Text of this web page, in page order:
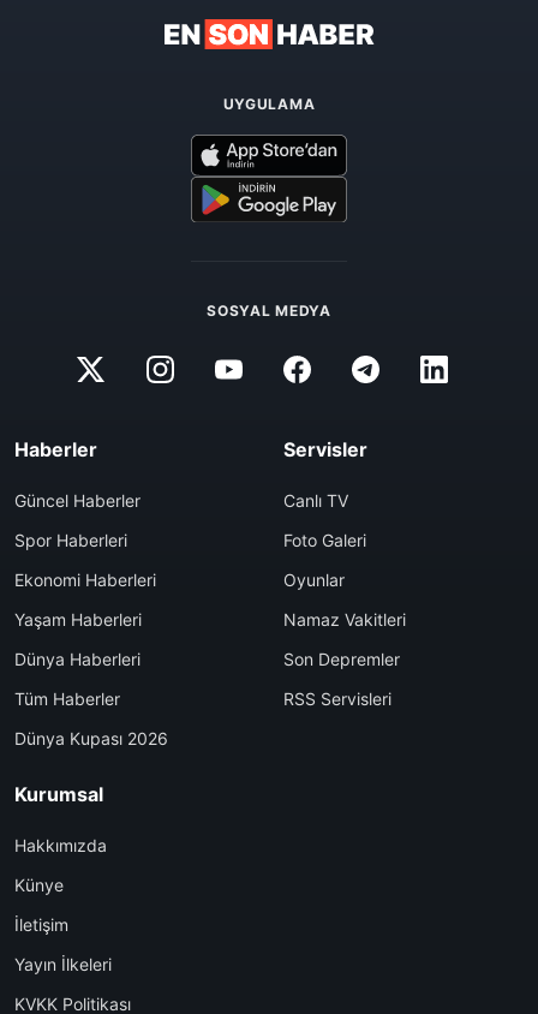
UYGULAMA
SOSYAL MEDYA
Haberler
Güncel Haberler
Spor Haberleri
Ekonomi Haberleri
Yaşam Haberleri
Dünya Haberleri
Tüm Haberler
Dünya Kupası 2026
Servisler
Canlı TV
Foto Galeri
Oyunlar
Namaz Vakitleri
Son Depremler
RSS Servisleri
Kurumsal
Hakkımızda
Künye
İletişim
Yayın İlkeleri
KVKK Politikası